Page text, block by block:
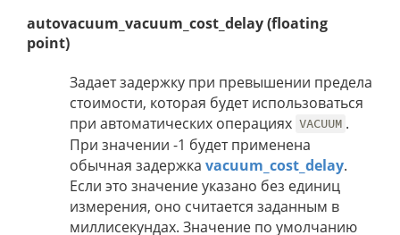
autovacuum_vacuum_cost_delay (floating
point)
Задает задержку при превышении предела
стоимости, которая будет использоваться
при автоматических операциях VACUUM .
При значении -1 будет применена
обычная задержка vacuum_cost_delay.
Если это значение указано без единиц
измерения, оно считается заданным в
миллисекундах. Значение по умолчанию